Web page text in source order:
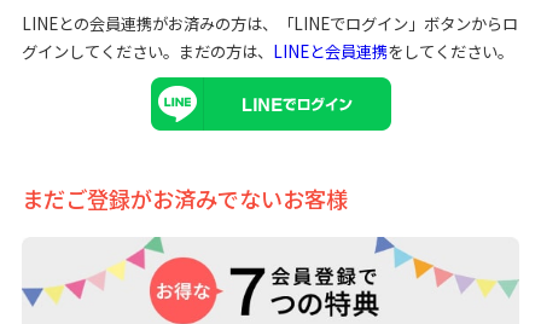
LINEとの会員連携がお済みの方は、「LINEでログイン」ボタンからロ
グインしてください。まだの方は、 LINEと会員連携をしてください。
まだご登録がお済みでないお客様